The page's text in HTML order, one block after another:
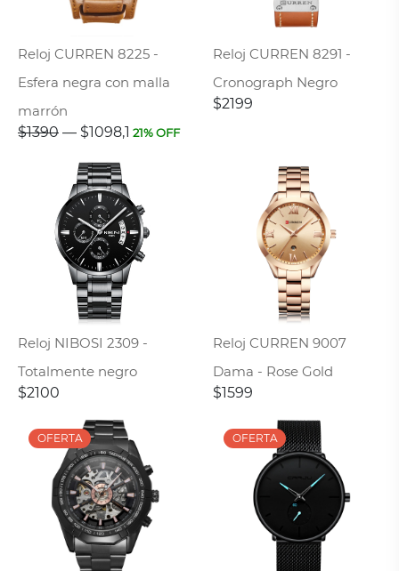
Reloj CURREN 8225 -
Esfera negra con malla
marrón
$1390 — $1098,1 21% OFF
Reloj CURREN 8291 -
Cronograph Negro
$2199
Reloj NIBOSI 2309 -
Totalmente negro
$2100
Reloj CURREN 9007
Dama - Rose Gold
$1599